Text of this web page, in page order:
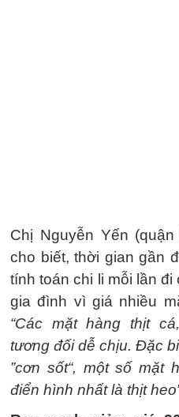
Chị Nguyễn Yến
cho biết, thời gian gần
tính toán chi li mỗi lần
gia đình vì giá nhiều
“Các mặt hàng thịt
tương đối dễ chịu. Đặc
”cơn sốt“, một số mặt
điển hình nhất là thịt